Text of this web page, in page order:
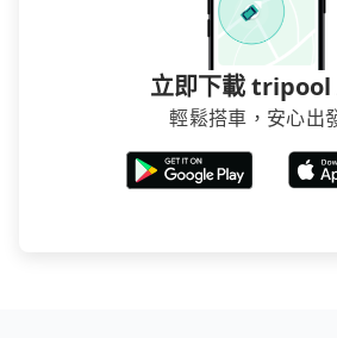
立即下載
輕鬆搭車，安心出